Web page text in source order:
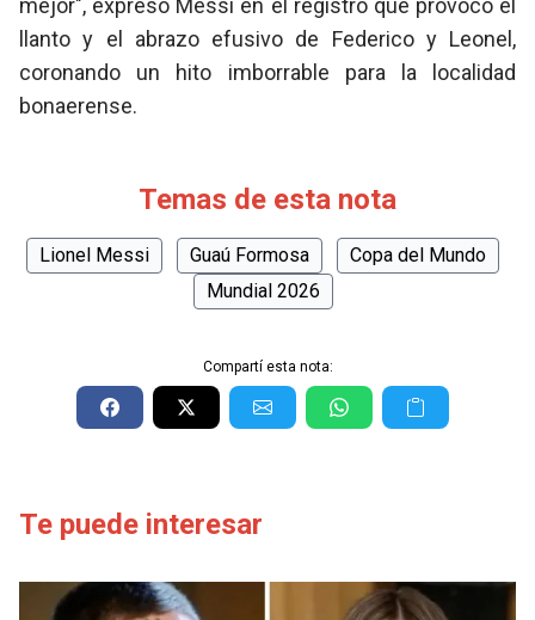
mejor", expresó Messi en el registro que provocó el
llanto y el abrazo efusivo de Federico y Leonel,
coronando un hito imborrable para la localidad
bonaerense.
Temas de esta nota
Lionel Messi Guaú Formosa
Copa del Mundo
Mundial 2026
Compartí esta nota:
Te puede interesar